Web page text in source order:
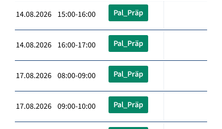
14.08.2026 15:00-16:00 Pal_Präp
14.08.2026 16:00-17:00 Pal_Präp
17.08.2026 08:00-09:00 Pal_Präp
17.08.2026 09:00-10:00 Pal_Präp